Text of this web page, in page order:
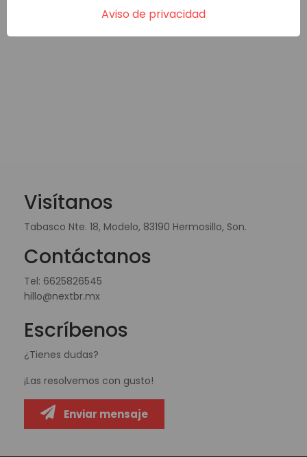
Visítanos
Tabasco Nte. 18, Modelo, 83190 Hermosillo, Son.
Contáctanos
Tel: 6625826545
hillo@nextbr.mx
Escríbenos
¿Tienes dudas?
¡Las resolvemos con gusto!
Enviar mensaje
Aviso de privacidad